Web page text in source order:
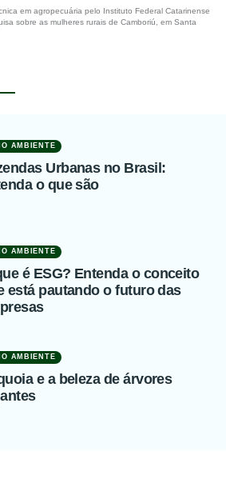
em agropecuária pelo Instituto Federal Catarinense
sobre as mulheres rurais de Camboriú, em Santa
AMBIENTE
Urbanas no Brasil:
o que são
AMBIENTE
é ESG? Entenda o conceito
está pautando o futuro das
AMBIENTE
e a beleza de árvores